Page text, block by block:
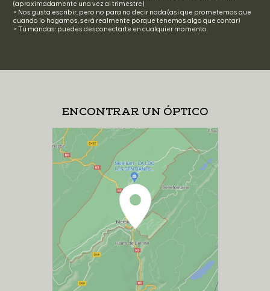
(aproximadamente una vez al trimestre)
> Nos gusta escribir, pero no para no decir nada (así que prometemos que
cuando lo hagamos, será realmente porque tenemos algo que contar)
> Tú mandas: puedes desconectarte en cualquier momento.
ENCONTRAR UN ÓPTICO